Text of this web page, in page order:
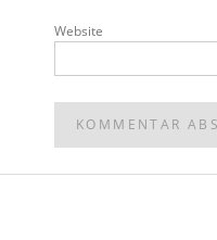
Website